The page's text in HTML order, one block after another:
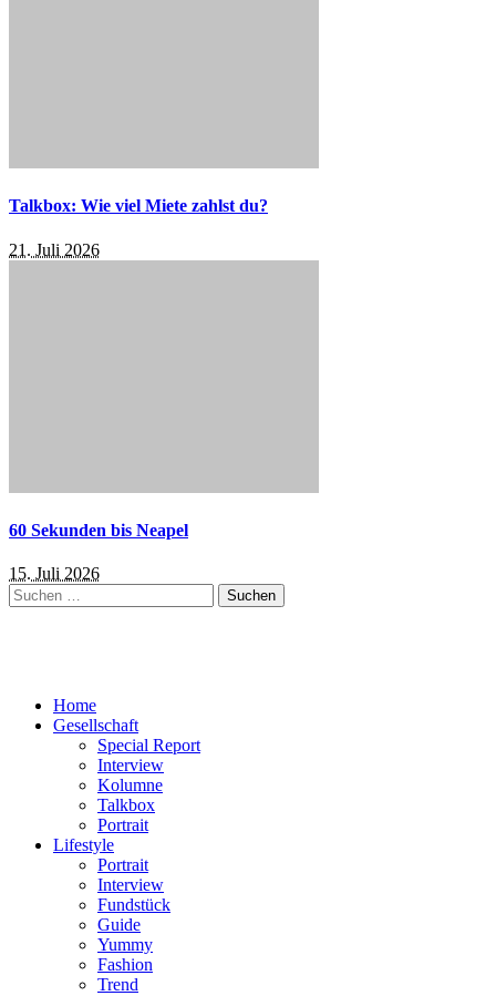
Talkbox: Wie viel Miete zahlst du?
21. Juli 2026
60 Sekunden bis Neapel
15. Juli 2026
Suchen
nach:
Home
Gesellschaft
Special Report
Interview
Kolumne
Talkbox
Portrait
Lifestyle
Portrait
Interview
Fundstück
Guide
Yummy
Fashion
Trend